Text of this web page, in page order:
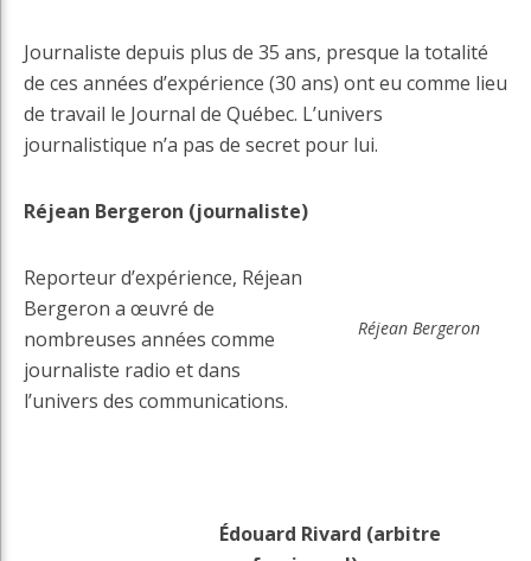
Journaliste depuis plus de 35 ans, presque la totalité
de ces années d’expérience (30 ans) ont eu comme lieu
de travail le Journal de Québec. L’univers
journalistique n’a pas de secret pour lui.
Réjean Bergeron (journaliste)
Réjean Bergeron
Reporteur d’expérience, Réjean
Bergeron a œuvré de
nombreuses années comme
journaliste radio et dans
l’univers des communications.
Édouard Rivard (arbitre